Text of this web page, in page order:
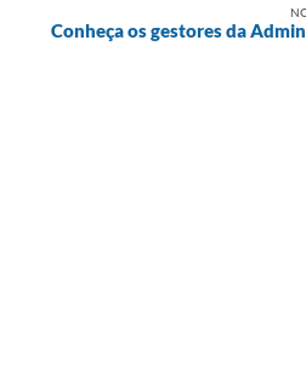
Conheça os gestores da